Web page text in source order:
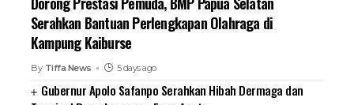
Serahkan Bantuan Perlengkapan Olahraga di
Kampung Kaiburse
By Tiffa News 5 days ago
Gubernur Apolo Safanpo Serahkan Hibah Dermaga dan